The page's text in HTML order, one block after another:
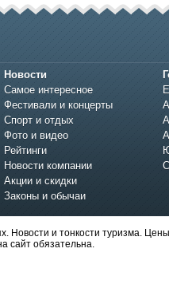
Новости
Самое интересное
Фестивали и концерты
Спорт и отдых
Фото и видео
Рейтинги
Новости компании
Акции и скидки
Законы и обычаи
Новости и тонкости туризма.
сайт обязательна.